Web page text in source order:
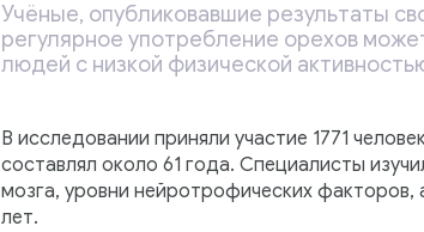
Учёные, опубликовавшие результаты
регулярное употребление орехов
людей с низкой физической
В исследовании приняли участие 1771
составлял около 61 года. Специалисты
мозга, уровни нейротрофических
лет.